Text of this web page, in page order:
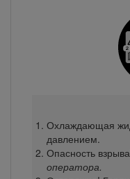
Охлаждающая
давлением.
Опасность
оператора.